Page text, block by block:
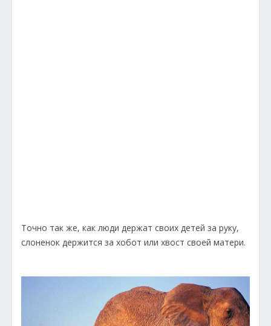
Точно так же, как люди держат своих детей за руку,
слоненок держится за хобот или хвост своей матери.